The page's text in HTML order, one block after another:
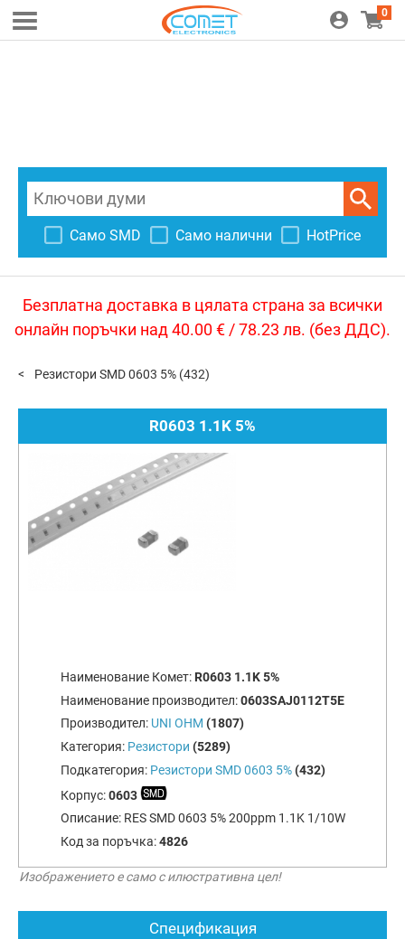
0
Само SMD Само налични HotPrice
Безплатна доставка в цялата страна за всички
онлайн поръчки над 40.00 € / 78.23 лв. (без ДДС).
Резистори SMD 0603 5% (432)
R0603 1.1K 5%
Наименование Комет: R0603 1.1K 5%
Наименование производител:0603SAJ0112T5E
Производител: UNI OHM (1807)
Категория: Резистори (5289)
Подкатегория: Резистори SMD 0603 5% (432)
Корпус:0603
Описание: RES SMD 0603 5% 200ppm 1.1K 1/10W
Код за поръчка:4826
Изображението е само с илюстративна цел!
Спецификация